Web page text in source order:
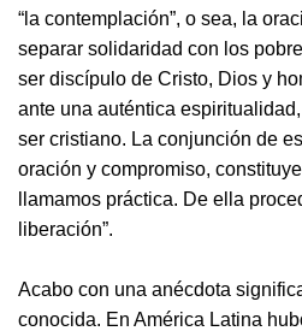
“la contemplación”, o sea, la
separar solidaridad con los
ser discípulo de Cristo, Dios y
ante una auténtica
ser cristiano. La conjunción de
oración y compromiso,
llamamos práctica. De ella
liberación”.
Acabo con una anécdota
conocida. En América Latina